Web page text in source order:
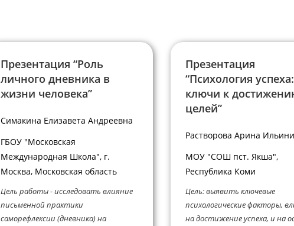
Презентация “Роль
личного дневника в
жизни человека”
Симакина Елизавета Андреевна
ГБОУ "Московская
Международная Школа", г.
Москва, Московская область
Цель работы - исследовать влияние
письменной практики
саморефлексии (дневника) на
Презентация
“Психология успеха:
ключи к
целей”
Растворова Арина
МОУ "СОШ пст. Якша",
Республика Коми
Цель: выявить ключевые
психологические факторы,
на достижение успеха, и на